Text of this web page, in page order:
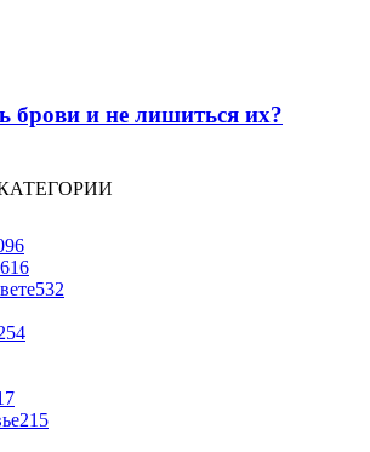
брови и не лишиться их?
616
532
215